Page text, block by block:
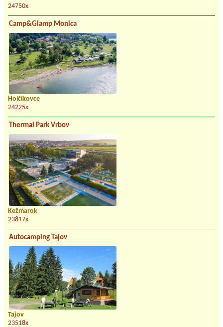
24750x
Camp&Glamp Monica
Holčíkovce
24225x
Thermal Park Vrbov
Kežmarok
23817x
Autocamping Tajov
Tajov
23518x